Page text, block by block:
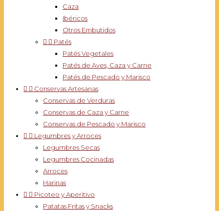
Caza
Ibéricos
Otros Embutidos
  Patés
Patés Vegetales
Patés de Aves, Caza y Carne
Patés de Pescado y Marisco
  Conservas Artesanas
Conservas de Verduras
Conservas de Caza y Carne
Conservas de Pescado y Marisco
  Legumbres y Arroces
Legumbres Secas
Legumbres Cocinadas
Arroces
Harinas
  Picoteo y Aperitivo
Patatas Fritas y Snacks